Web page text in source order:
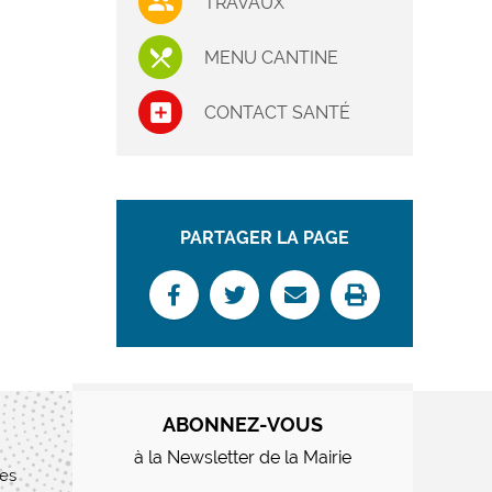
MENU CANTINE
CONTACT SANTÉ
PARTAGER LA PAGE
ABONNEZ-VOUS
à la Newsletter de la Mairie